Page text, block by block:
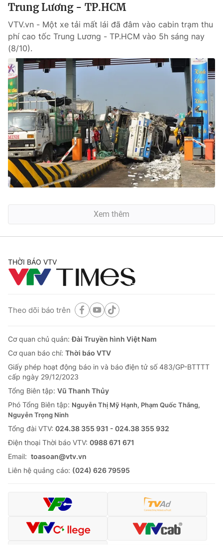
Trung Lương - TP.HCM
VTV.vn - Một xe tải mất lái đã đâm vào cabin trạm thu
phí cao tốc Trung Lương - TP.HCM vào 5h sáng nay
(8/10).
Xem thêm
THỜI BÁO VTV
Theo dõi báo trên
Cơ quan chủ quản:Đài Truyền hình Việt Nam
Cơ quan báo chí: Thời báo VTV
Giấy phép hoạt động báo in và báo điện tử số 483/GP-BTTTT
cấp ngày 29/12/2023
Tổng Biên tập: Vũ Thanh Thủy
Phó Tổng Biên tập: Nguyễn Thị Mỹ Hạnh, Phạm Quốc Thắng,
Nguyễn Trọng Ninh
Tổng đài VTV: 024.38 355 931 - 024.38 355 932
Ðiện thoại Thời báo VTV: 0988 671 671
Email: toasoan@vtv.vn
Liên hệ quảng cáo: (024) 626 79595